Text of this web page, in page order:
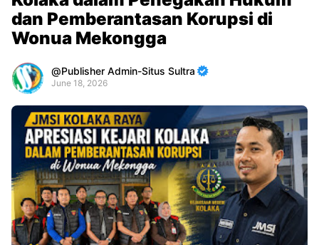
dan Pemberantasan Korupsi di
Wonua Mekongga
Publisher Admin-Situs Sultra
June 18, 2026
Premium
By
Raushan
Design
With
Shroff
Templates